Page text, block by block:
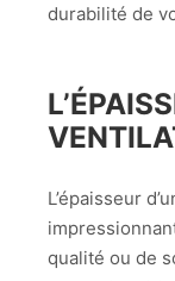
durabilité de
L’épaisseur
qualité ou de